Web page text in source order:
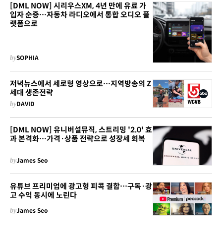
[DML NOW] 시리우스XM, 4년 만에 유료 가
입자 순증…자동차 라디오에서 통합 오디오 플
랫폼으로
bySOPHIA
저녁뉴스에서 세로형 영상으로…지역방송의 Z
세대 생존전략
byDAVID
[DML NOW] 유니버설뮤직, 스트리밍 '2.0' 효
과 본격화…가격·상품 전략으로 성장세 회복
byJames Seo
유튜브 프리미엄에 광고형 피콕 결합…구독·광
고 수익 동시에 노린다
byJames Seo